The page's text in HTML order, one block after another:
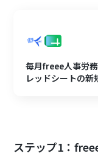
毎月freee人事労
レッドシートの新
ステップ1：